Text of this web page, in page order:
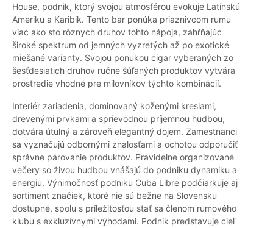
House, podnik, ktorý svojou atmosférou evokuje Latinskú
Ameriku a Karibik. Tento bar ponúka priaznivcom rumu
viac ako sto rôznych druhov tohto nápoja, zahŕňajúc
široké spektrum od jemných vyzretých až po exotické
miešané varianty. Svojou ponukou cigar vyberaných zo
šesťdesiatich druhov ručne šúľaných produktov vytvára
prostredie vhodné pre milovníkov týchto kombinácií.
Interiér zariadenia, dominovaný koženými kreslami,
drevenými prvkami a sprievodnou príjemnou hudbou,
dotvára útulný a zároveň elegantný dojem. Zamestnanci
sa vyznačujú odbornými znalosťami a ochotou odporučiť
správne párovanie produktov. Pravidelne organizované
večery so živou hudbou vnášajú do podniku dynamiku a
energiu. Výnimočnosť podniku Cuba Libre podčiarkuje aj
sortiment značiek, ktoré nie sú bežne na Slovensku
dostupné, spolu s príležitosťou stať sa členom rumového
klubu s exkluzívnymi výhodami. Podnik predstavuje cieľ